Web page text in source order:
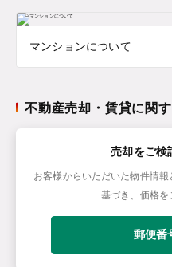
マンションについて
不動産売却・賃貸に関
売却をご検
お客様からいただいた物件情
基づき、価格を
郵便番